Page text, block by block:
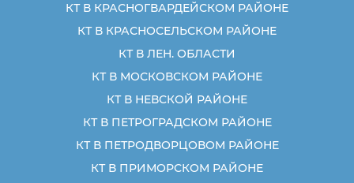
КТ В КРАСНОГВАРДЕЙСКОМ РАЙОНЕ
КТ В КРАСНОСЕЛЬСКОМ РАЙОНЕ
КТ В ЛЕН. ОБЛАСТИ
КТ В МОСКОВСКОМ РАЙОНЕ
КТ В НЕВСКОЙ РАЙОНЕ
КТ В ПЕТРОГРАДСКОМ РАЙОНЕ
КТ В ПЕТРОДВОРЦОВОМ РАЙОНЕ
КТ В ПРИМОРСКОМ РАЙОНЕ